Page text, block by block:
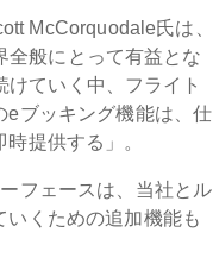
McCorquodale氏は、
全般にとって有益とな
ていく中、フライト
eブッキング機能は、仕
提供する」。
フェースは、当社とル
くための追加機能も